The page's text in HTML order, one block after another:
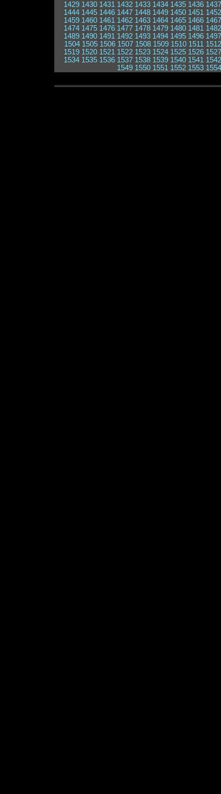
1429 1430 1431 1432 1433 1434 1435 1436 1437
1444 1445 1446 1447 1448 1449 1450 1451 1452
1459 1460 1461 1462 1463 1464 1465 1466 1467
1474 1475 1476 1477 1478 1479 1480 1481 1482
1489 1490 1491 1492 1493 1494 1495 1496 1497
1504 1505 1506 1507 1508 1509 1510 1511 1512
1519 1520 1521 1522 1523 1524 1525 1526 1527
1534 1535 1536 1537 1538 1539 1540 1541 1542
1549 1550 1551 1552 1553 1554